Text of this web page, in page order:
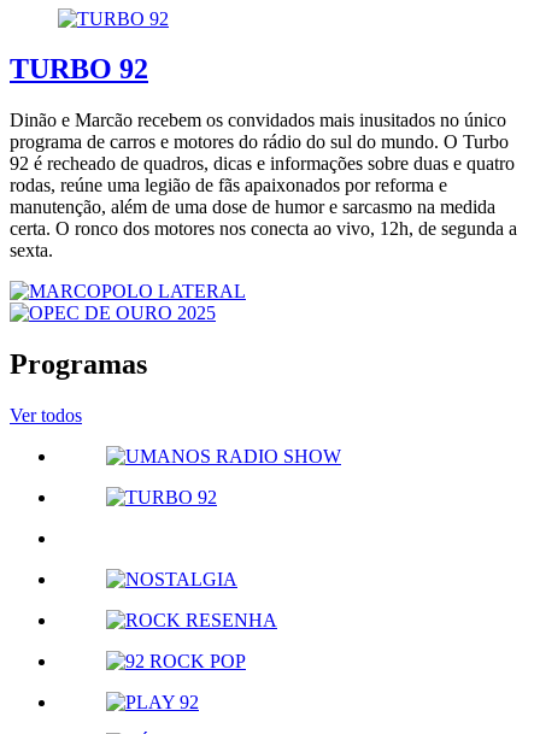
TURBO 92
Dinão e Marcão recebem os convidados mais inusitados no único
programa de carros e motores do rádio do sul do mundo. O Turbo
92 é recheado de quadros, dicas e informações sobre duas e quatro
rodas, reúne uma legião de fãs apaixonados por reforma e
manutenção, além de uma dose de humor e sarcasmo na medida
certa. O ronco dos motores nos conecta ao vivo, 12h, de segunda a
sexta.
Programas
Ver todos